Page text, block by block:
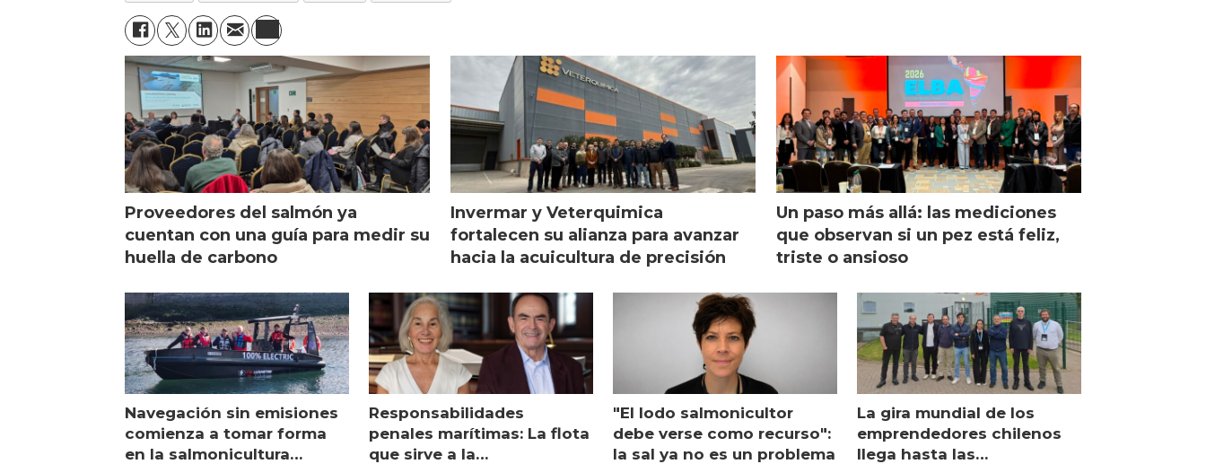
Proveedores del salmón ya
cuentan con una guía para medir su
huella de carbono
Invermar y Veterquimica
fortalecen su alianza para avanzar
hacia la acuicultura de precisión
Un paso más allá: las mediciones
que observan si un pez está feliz,
triste o ansioso
Navegación sin emisiones
comienza a tomar forma
en la salmonicultura
Responsabilidades
penales marítimas: La flota
que sirve a la
"El lodo salmonicultor
debe verse como recurso":
la sal ya no es un problema
La gira mundial de los
emprendedores chilenos
llega hasta las